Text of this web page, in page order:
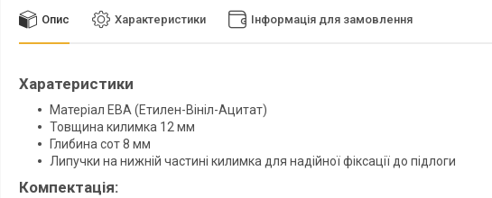
Опис Характеристики Інформація для замовлення
Харатеристики
Матеріал ЕВА (Етилен-Вініл-Ацитат)
Товщина килимка 12 мм
Глибина сот 8 мм
Липучки на нижній частині килимка для надійної фіксації до підлоги
Компектація: